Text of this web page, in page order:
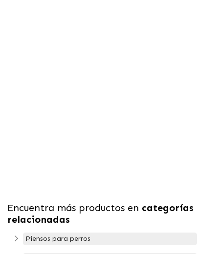
Encuentra más productos en categorías
relacionadas
Piensos para perros